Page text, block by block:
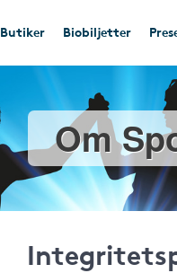
Butiker Biobiljetter
Om